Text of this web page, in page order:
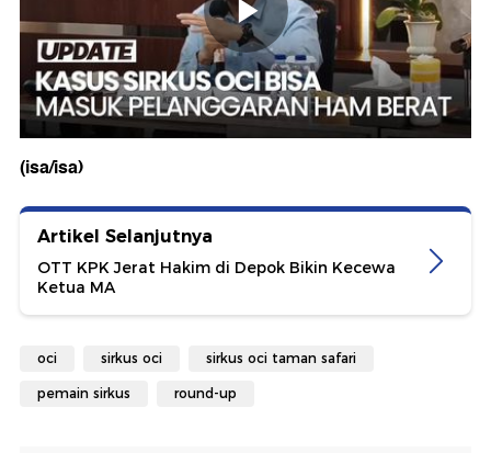
(isa/isa)
Artikel Selanjutnya
OTT KPK Jerat Hakim di Depok Bikin Kecewa
Ketua MA
oci sirkus oci sirkus oci taman safari
pemain sirkus round-up